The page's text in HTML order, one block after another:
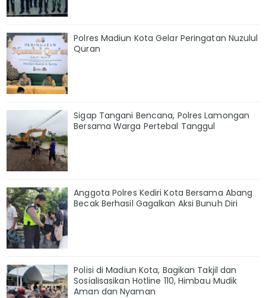
Polres Madiun Kota Gelar Peringatan Nuzulul
Quran
Sigap Tangani Bencana, Polres Lamongan
Bersama Warga Pertebal Tanggul
Anggota Polres Kediri Kota Bersama Abang
Becak Berhasil Gagalkan Aksi Bunuh Diri
Polisi di Madiun Kota, Bagikan Takjil dan
Sosialisasikan Hotline 110, Himbau Mudik
Aman dan Nyaman